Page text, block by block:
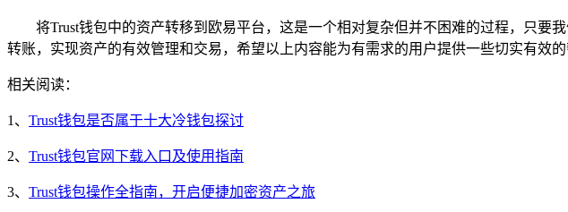
将Trust钱包中的资产转移到欧易平台，这是一个相对复杂但并不困难的过程，只
转账，实现资产的有效管理和交易，希望以上内容能为有需求的用户提供一些切实有效
相关阅读：
1、 Trust钱包是否属于十大冷钱包探讨
2、 Trust钱包官网下载入口及使用指南
3、 Trust钱包操作全指南，开启便捷加密资产之旅